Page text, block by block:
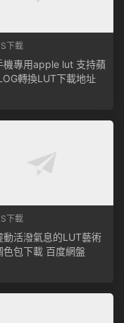
下載
機專用apple lut 支持蘋
17 LOG轉換LUT下載地址
下載
動活潑氣息的LUT藝術
色包下載 百度網盤